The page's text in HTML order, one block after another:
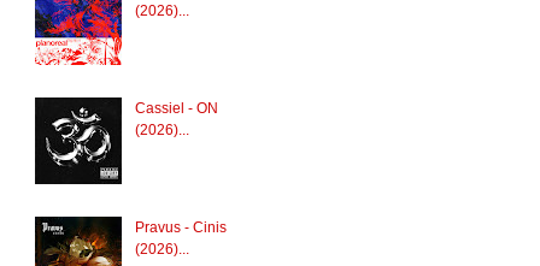
(2026)...
Cassiel - ON
(2026)...
Pravus - Cinis
(2026)...